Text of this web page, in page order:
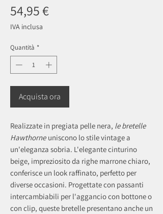
54,95 €Prezzo
IVA inclusa
Quantità *
Acquista ora
Realizzate in pregiata pelle nera, le bretelle
Hawthorne uniscono lo stile vintage a
un'eleganza sobria. L'elegante cinturino
beige, impreziosito da righe marrone chiaro,
conferisce un look raffinato, perfetto per
diverse occasioni. Progettate con passanti
intercambiabili per l'aggancio con bottone o
con clip, queste bretelle presentano anche un